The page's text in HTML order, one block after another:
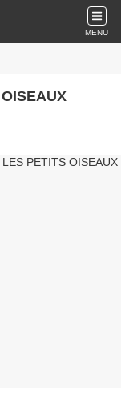
MENU